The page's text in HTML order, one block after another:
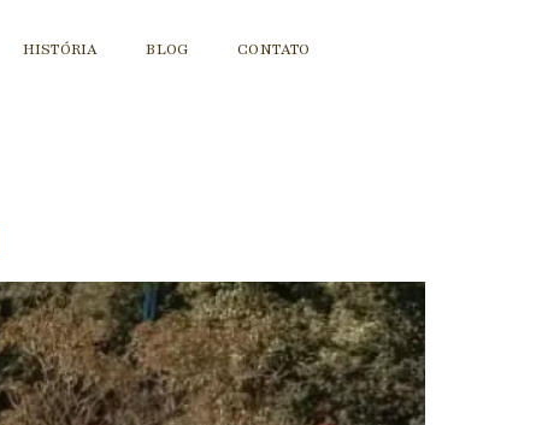
HISTÓRIA BLOG CONTATO